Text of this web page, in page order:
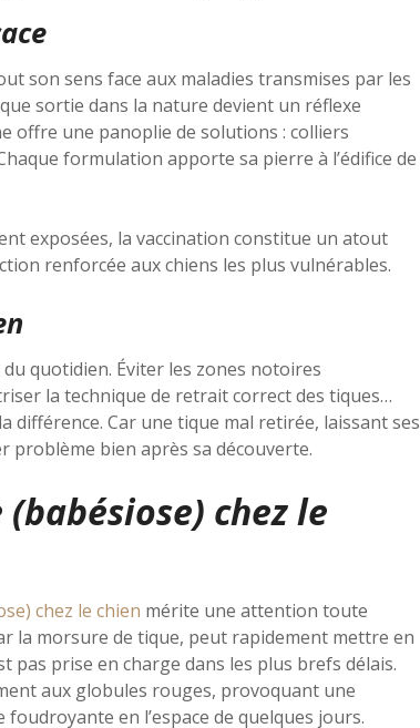
son sens face aux maladies transmises par les
sortie dans la nature devient un réflexe
offre une panoplie de solutions : colliers
formulation apporte sa pierre à l’édifice de
exposées, la vaccination constitue un atout
renforcée aux chiens les plus vulnérables.
quotidien. Éviter les zones notoires
la technique de retrait correct des tiques…
différence. Car une tique mal retirée, laissant ses
problème bien après sa découverte.
chez le
chez le chien mérite une attention toute
la morsure de tique, peut rapidement mettre en
pas prise en charge dans les plus brefs délais.
aux globules rouges, provoquant une
en l’espace de quelques jours.